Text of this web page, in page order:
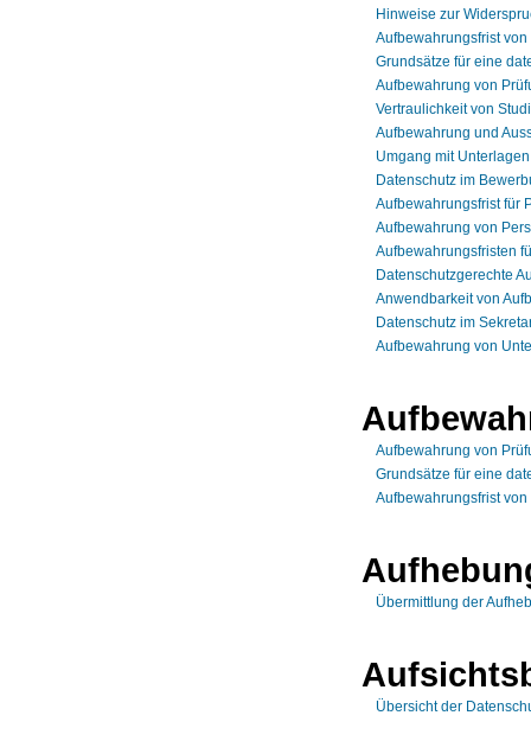
Hinweise zur
Aufbewahrungsfrist
Grundsätze für eine
Aufbewahrung von
Vertraulichkeit von
Aufbewahrung und
Umgang mit
Datenschutz im
Aufbewahrungsfrist für
Aufbewahrung von
Aufbewahrungsfristen
Datenschutzgerechte
Anwendbarkeit von
Datenschutz im
Aufbewahrung von
Aufbewahrung von
Grundsätze für eine
Aufbewahrungsfrist
Übermittlung der
Übersicht der